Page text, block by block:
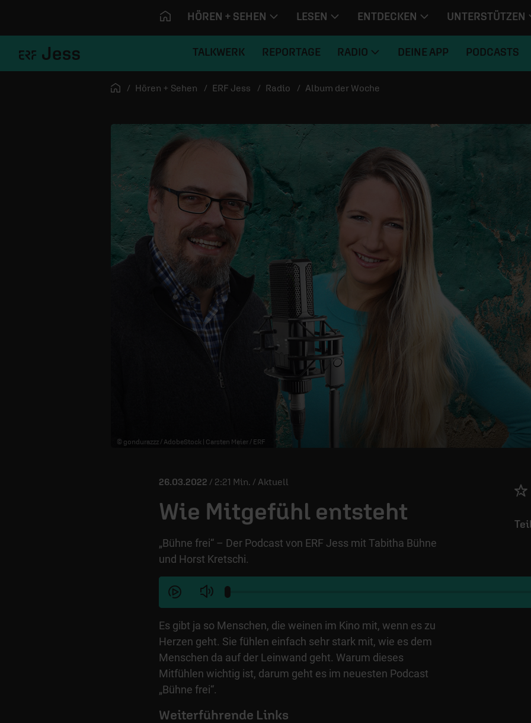
HÖREN + SEHEN LESEN ENTDECKEN UNTERSTÜTZEN
TALKWERK REPORTAGE RADIO DEINE APP PODCASTS
Startseite
Hören + Sehen ERF Jess Radio Album der Woche
© gondurazzz / AdobeStock | Carsten Meier / ERF
26.03.2022 / 2:21 Min. / Aktuell
Wie Mitgefühl entsteht
„Bühne frei“ – Der Podcast von ERF Jess mit Tabitha Bühne
und Horst Kretschi.
Es gibt ja so Menschen, die weinen im Kino mit, wenn es zu
Herzen geht. Sie fühlen einfach sehr stark mit, wie es dem
Menschen da auf der Leinwand geht. Warum dieses
Mitfühlen wichtig ist, darum geht es im neuesten Podcast
„Bühne frei“.
Weiterführende Links